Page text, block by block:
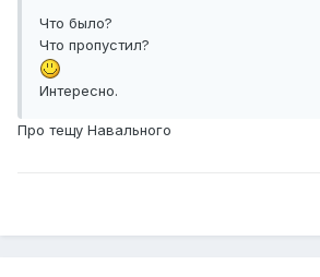
Что было?
Что пропустил?
Интересно.
Про тещу Навального